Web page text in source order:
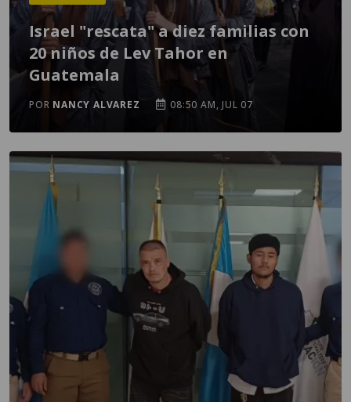
Israel "rescata" a diez familias con
20 niños de Lev Tahor en
Guatemala
POR NANCY ALVAREZ 08:50 AM, JUL 07